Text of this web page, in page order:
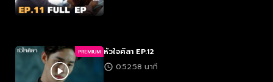
PREMIUM หัวใจศิลา EP.12
0:52:58 นาที